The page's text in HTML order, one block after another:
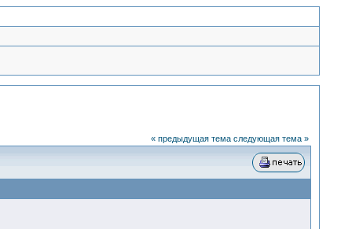
« предыдущая тема следующая тема »